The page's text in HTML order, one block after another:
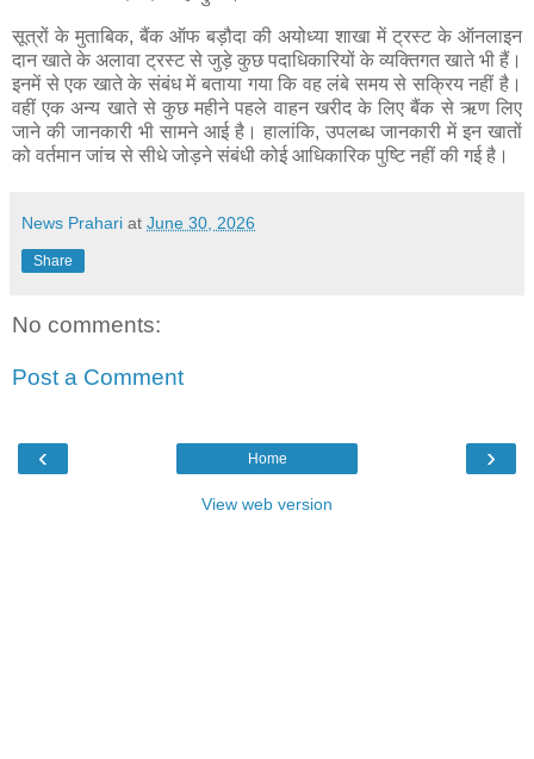
सूत्रों के मुताबिक, बैंक ऑफ बड़ौदा की अयोध्या शाखा में ट्रस्ट के ऑनलाइन
दान खाते के अलावा ट्रस्ट से जुड़े कुछ पदाधिकारियों के व्यक्तिगत खाते भी हैं।
इनमें से एक खाते के संबंध में बताया गया कि वह लंबे समय से सक्रिय नहीं है।
वहीं एक अन्य खाते से कुछ महीने पहले वाहन खरीद के लिए बैंक से ऋण लिए
जाने की जानकारी भी सामने आई है। हालांकि, उपलब्ध जानकारी में इन खातों
को वर्तमान जांच से सीधे जोड़ने संबंधी कोई आधिकारिक पुष्टि नहीं की गई है।
News Prahari at June 30, 2026
Share
No comments:
Post a Comment
‹ ›
Home
View web version